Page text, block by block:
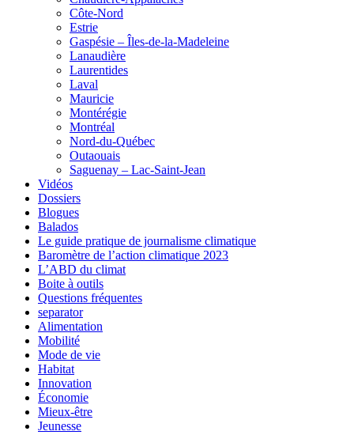
Côte-Nord
Estrie
Gaspésie – Îles-de-la-Madeleine
Lanaudière
Laurentides
Laval
Mauricie
Montérégie
Montréal
Nord-du-Québec
Outaouais
Saguenay – Lac-Saint-Jean
Vidéos
Dossiers
Blogues
Balados
Le guide pratique de journalisme climatique
Baromètre de l’action climatique 2023
L’ABD du climat
Boite à outils
Questions fréquentes
separator
Alimentation
Mobilité
Mode de vie
Habitat
Innovation
Économie
Mieux-être
Jeunesse